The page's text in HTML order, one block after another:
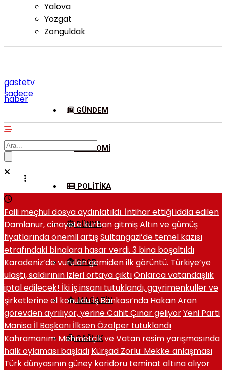
Yalova
Yozgat
Zonguldak
gastetv
|
sadece
haber
GÜNDEM
EKONOMI
POLITIKA
DÜNYA
SPOR
MAGAZIN
SAĞLIK
Faili meçhul dosya aydınlatıldı. İntihar ettiği iddia edilen
Damlanur, cinayete kurban gitmişAltın ve gümüş
fiyatlarında önemli artışSultangazi’de temel kazısı
etrafındaki binalara hasar verdi. 3 bina boşaltıldı
Karadeniz’de vurulan gemiden ilk görüntü. Türkiye’ye
ulaştı, saldırının izleri ortaya çıktıOnlarca vatandaşlık
iptal edilecek! İki iş insanı tutuklandı, gayrimenkuller ve
şirketlerine el konulduİş Bankası’nda Hakan Aran
görevden ayrılıyor, yerine Cahit Çınar geliyorYeni Parti
Manisa İl Başkanı İlksen Özalper tutuklandı
Kahramanım Mehmetçik ve Vatan resim yarışmasında
halk oylaması başladı Kürşad Zorlu: Mekke anlaşması
Türk dünyasının güney koridoru teminat altına alıyor